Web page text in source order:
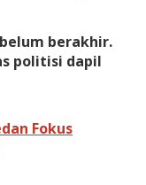
berakhir.
politisi dapil
Fokus